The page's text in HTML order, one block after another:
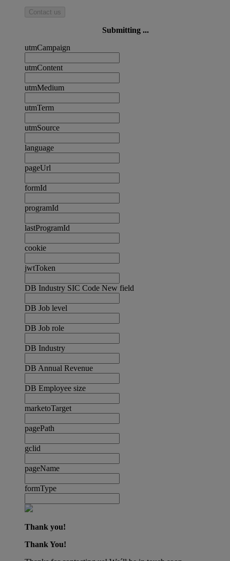
Contact us
Submitting ...
utmCampaign
utmContent
utmMedium
utmTerm
utmSource
language
pageUrl
formId
programId
lastProgramId
cookie
jwtToken
DB Industry SIC Code New field
DB Job level
DB Job role
DB Industry
DB Annual Revenue
DB Employee size
marketoTarget
pagePath
gclid
pageName
formType
Thank you!
Thank You!